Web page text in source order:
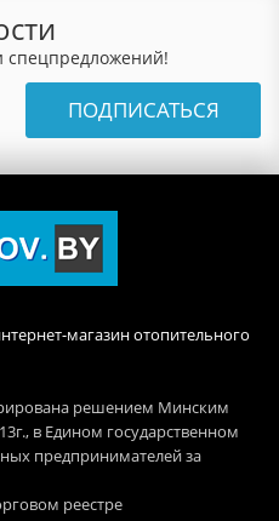
спецпредложений!
ПОДПИСАТЬСЯ
магазин отопительного
решением Минским
в Едином государственном
предпринимателей за
реестре